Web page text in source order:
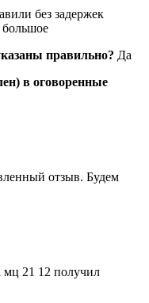
без задержек
большое
правильно? Да
в оговоренные
отзыв. Будем
21 12 получил